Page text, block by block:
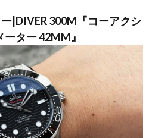
|DIVER 300 M『コーアクシ
ター 42M M』